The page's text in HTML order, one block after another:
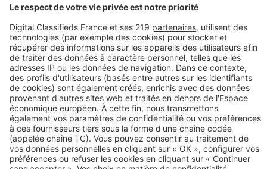
Image
Acheter
Que peut-on construire sur un
terrain non constructible ?
Image
Acheter
Quelles solutions pour construire
un garage en bois en extension de
votre maison ?